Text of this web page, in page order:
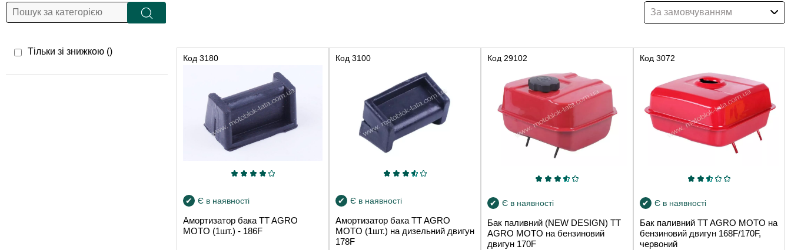
Тільки зі знижкою ()
За замовчуванням
Код 3180
Є в наявності
Амортизатор бака TT AGRO
MOTO (1шт.) - 186F
Код 3100
Є в наявності
Амортизатор бака TT AGRO
MOTO (1шт.) на дизельний двигун
178F
Код 29102
Є в наявності
Бак паливний (NEW DESIGN) TT
AGRO MOTO на бензиновий
двигун 170F
Код 3072
Є в наявності
Бак паливний TT AGRO MOTO на
бензиновий двигун 168F/170F,
червоний